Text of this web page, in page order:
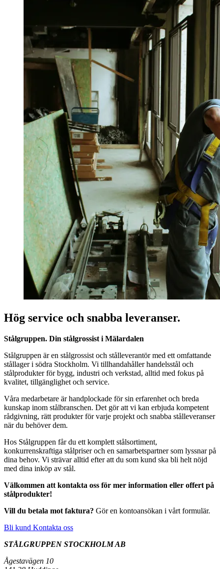
Hög service och snabba leveranser.
Stålgruppen. Din stålgrossist i Mälardalen
Stålgruppen är en stålgrossist och stålleverantör med ett omfattande
stållager i södra Stockholm. Vi tillhandahåller handelsstål och
stålprodukter för bygg, industri och verkstad, alltid med fokus på
kvalitet, tillgänglighet och service.
Våra medarbetare är handplockade för sin erfarenhet och breda
kunskap inom stålbranschen. Det gör att vi kan erbjuda kompetent
rådgivning, rätt produkter för varje projekt och snabba stålleveranser
när du behöver dem.
Hos Stålgruppen får du ett komplett stålsortiment,
konkurrenskraftiga stålpriser och en samarbetspartner som lyssnar på
dina behov. Vi strävar alltid efter att du som kund ska bli helt nöjd
med dina inköp av stål.
Välkommen att kontakta oss för mer information eller offert på
stålprodukter!
Vill du betala mot faktura? Gör en kontoansökan i vårt formulär.
Bli kund Kontakta oss
STÅLGRUPPEN STOCKHOLM AB
Ågestavägen 10